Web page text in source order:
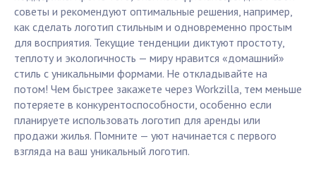
советы и рекомендуют оптимальные решения, например,
как сделать логотип стильным и одновременно простым
для восприятия. Текущие тенденции диктуют простоту,
теплоту и экологичность — миру нравится «домашний»
стиль с уникальными формами. Не откладывайте на
потом! Чем быстрее закажете через Workzilla, тем меньше
потеряете в конкурентоспособности, особенно если
планируете использовать логотип для аренды или
продажи жилья. Помните — уют начинается с первого
взгляда на ваш уникальный логотип.